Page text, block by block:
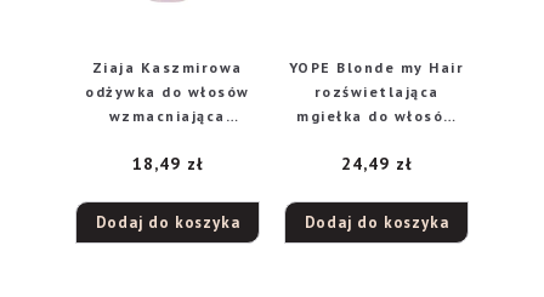
Ziaja Kaszmirowa
odżywka do włosów
wzmacniająca
sprayu, 125 ml
18,49 zł
Dodaj do koszyka
YOPE Blonde my Hair
rozświetlająca
mgiełka do włosów
Kwarc, 100 ml
24,49 zł
Dodaj do koszyka